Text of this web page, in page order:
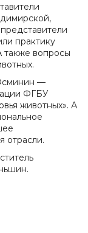
практику
также вопросы
—
ФГБУ
животных». А
отрасли.